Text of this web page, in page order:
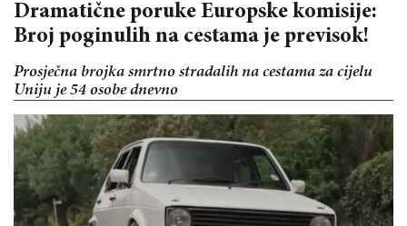
Dramatične poruke Europske komisije:
Broj poginulih na cestama je previsok!
Prosječna brojka smrtno stradalih na cestama za cijelu
Uniju je 54 osobe dnevno